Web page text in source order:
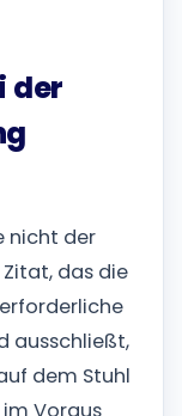
der
nicht der
Zitat, das die
ausschließt,
dem Stuhl
im Voraus